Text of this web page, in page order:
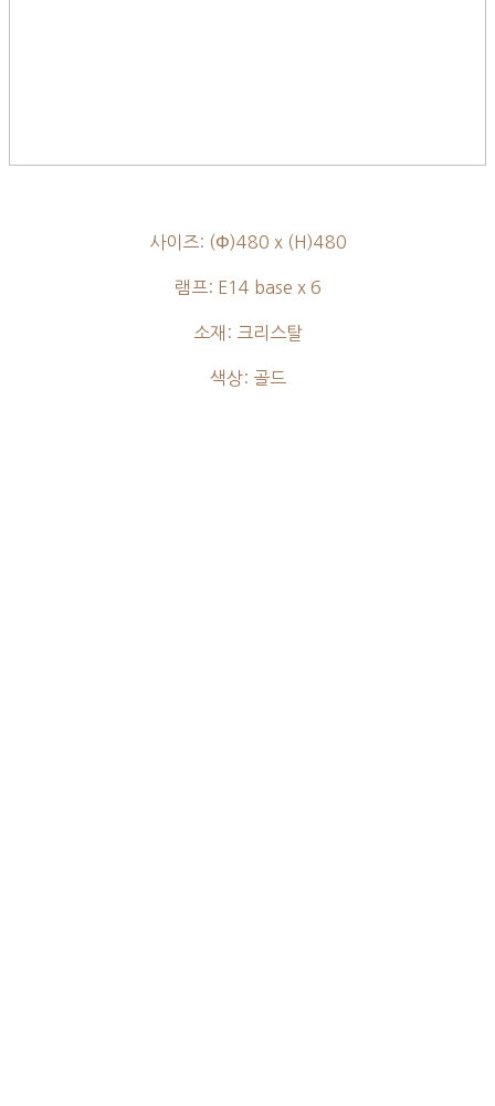
사이즈: (Φ)480 x (H)480
램프: E14 base x 6
소재: 크리스탈
색상: 골드